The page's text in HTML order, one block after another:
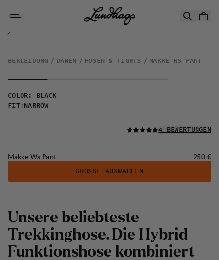
Makke Ws Pant
BEKLEIDUNG DAMEN HOSEN & TIGHTS MAKKE WS PANT
COLOR :
BLACK
FIT: NARROW
LESEN SIE ALLE
4 BEWERTUNGEN
Makke Ws Pant Preis:
250 €
GRÖSSE AUSWÄHLEN
Unsere beliebteste
Trekkinghose. Die Hybrid-
Funktionshose kombiniert